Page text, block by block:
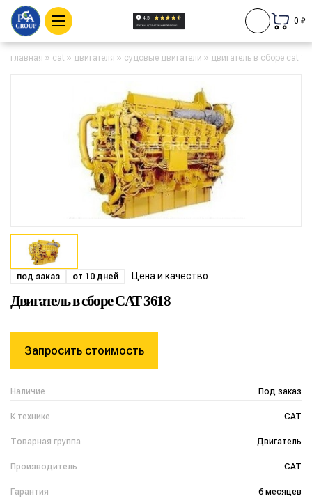
0 ₽
главная » cat » двигателя » судовые двигатели » двигатель в сборе cat
под заказ от 10 дней Цена и качество
Двигатель в сборе CAT 3618
Наличие Под заказ
К технике CAT
Товарная группа Двигатель
Производитель CAT
Гарантия 6 месяцев
Запросить стоимость